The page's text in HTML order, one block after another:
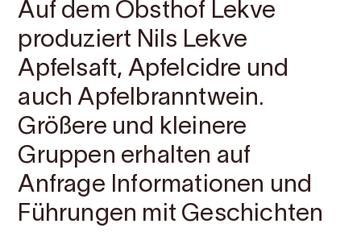
Auf dem Obsthof Lekve
produziert Nils Lekve
Apfelsaft, Apfelcidre und
auch Apfelbranntwein.
Größere und kleinere
Gruppen erhalten auf
Anfrage Informationen und
Führungen mit Geschichten